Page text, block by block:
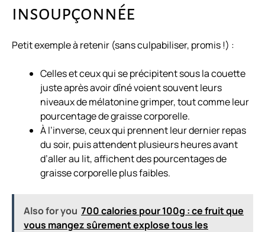
insoupçonnée
Petit exemple à retenir (sans culpabiliser, promis !) :
Celles et ceux qui se précipitent sous la couette
juste après avoir dîné voient souvent leurs
niveaux de mélatonine grimper, tout comme leur
pourcentage de graisse corporelle.
À l’inverse, ceux qui prennent leur dernier repas
du soir, puis attendent plusieurs heures avant
d’aller au lit, affichent des pourcentages de
graisse corporelle plus faibles.
Also for you 700 calories pour 100g : ce fruit que
vous mangez sûrement explose tous les